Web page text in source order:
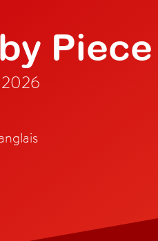
Piece
2026